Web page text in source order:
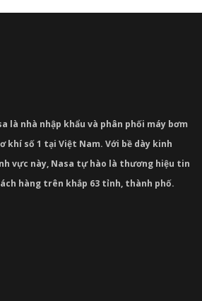
là nhà nhập khẩu và phân phối máy bơm
khí số 1 tại Việt Nam. Với bề dày kinh
vực này, Nasa tự hào là thương hiệu tin
hàng trên khắp 63 tỉnh, thành phố.